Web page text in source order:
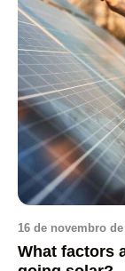
16 de novembro de
What factors